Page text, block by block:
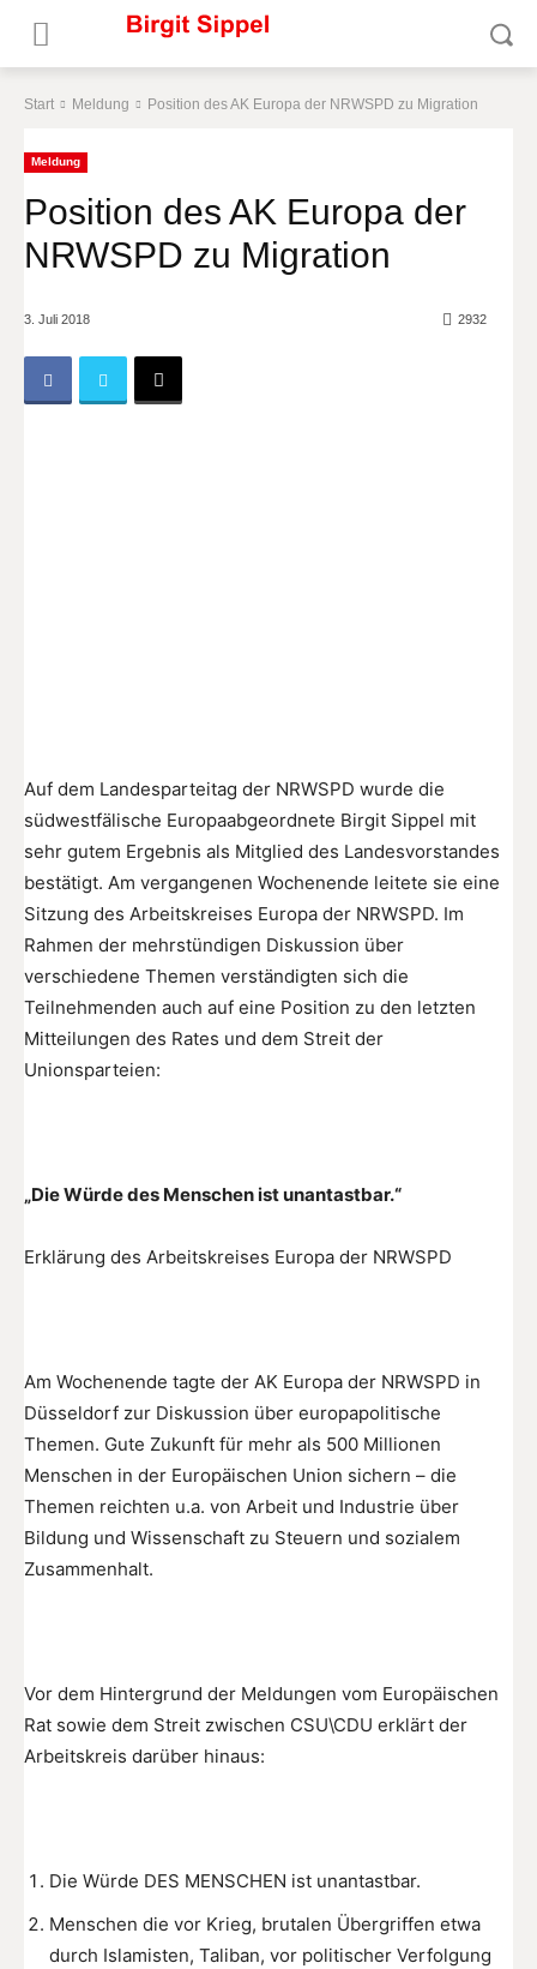
Start Meldung Position des AK Europa der NRWSPD zu Migration
Meldung
Position des AK Europa der
NRWSPD zu Migration
3. Juli 2018 2932
Auf dem Landesparteitag der NRWSPD wurde die
südwestfälische Europaabgeordnete Birgit Sippel mit
sehr gutem Ergebnis als Mitglied des Landesvorstandes
bestätigt. Am vergangenen Wochenende leitete sie eine
Sitzung des Arbeitskreises Europa der NRWSPD. Im
Rahmen der mehrstündigen Diskussion über
verschiedene Themen verständigten sich die
Teilnehmenden auch auf eine Position zu den letzten
Mitteilungen des Rates und dem Streit der
Unionsparteien:
„Die Würde des Menschen ist unantastbar.“
Erklärung des Arbeitskreises Europa der NRWSPD
Am Wochenende tagte der AK Europa der NRWSPD in
Düsseldorf zur Diskussion über europapolitische
Themen. Gute Zukunft für mehr als 500 Millionen
Menschen in der Europäischen Union sichern – die
Themen reichten u.a. von Arbeit und Industrie über
Bildung und Wissenschaft zu Steuern und sozialem
Zusammenhalt.
Vor dem Hintergrund der Meldungen vom Europäischen
Rat sowie dem Streit zwischen CSU\CDU erklärt der
Arbeitskreis darüber hinaus:
Die Würde DES MENSCHEN ist unantastbar.
Menschen die vor Krieg, brutalen Übergriffen etwa
durch Islamisten, Taliban, vor politischer Verfolgung